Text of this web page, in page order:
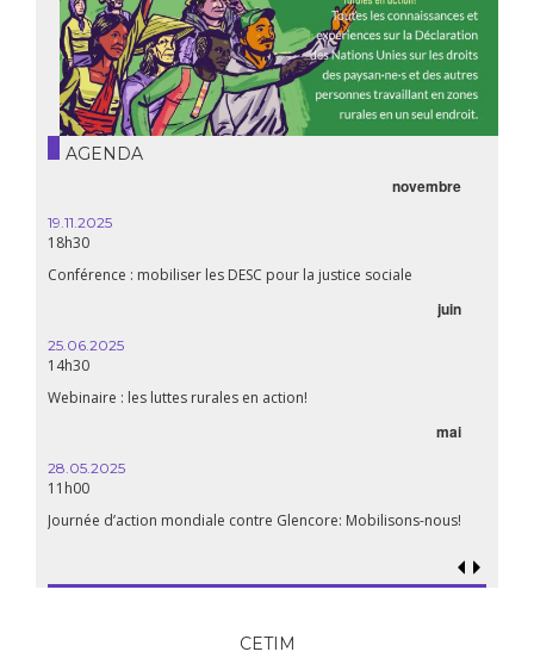
AGENDA
novembre
19.11.2025
18h30
Conférence : mobiliser les DESC pour la justice sociale
juin
25.06.2025
14h30
Webinaire : les luttes rurales en action!
mai
28.05.2025
11h00
Journée d’action mondiale contre Glencore: Mobilisons-nous!
CETIM